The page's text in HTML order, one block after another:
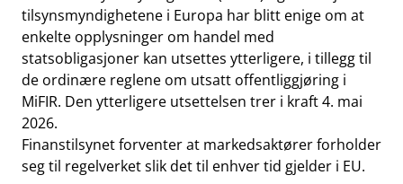
tilsynsmyndighetene i Europa har blitt enige om at
enkelte opplysninger om handel med
statsobligasjoner kan utsettes ytterligere, i tillegg til
de ordinære reglene om utsatt offentliggjøring i
MiFIR. Den ytterligere utsettelsen trer i kraft 4. mai
2026.
Finanstilsynet forventer at markedsaktører forholder
seg til regelverket slik det til enhver tid gjelder i EU.